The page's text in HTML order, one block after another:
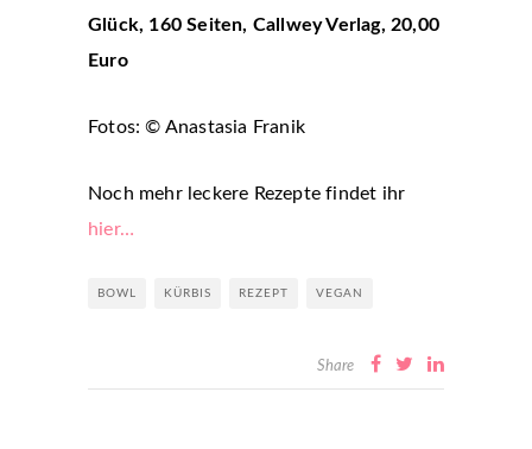
Glück, 160 Seiten, Callwey Verlag, 20,00
Euro
Fotos: © Anastasia Franik
Noch mehr leckere Rezepte findet ihr
hier…
BOWL KÜRBIS REZEPT VEGAN
Share